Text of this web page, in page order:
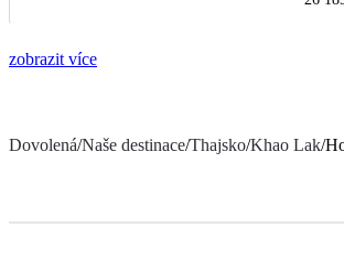
zobrazit více
Dovolená/Naše destinace/Thajsko/Khao Lak/